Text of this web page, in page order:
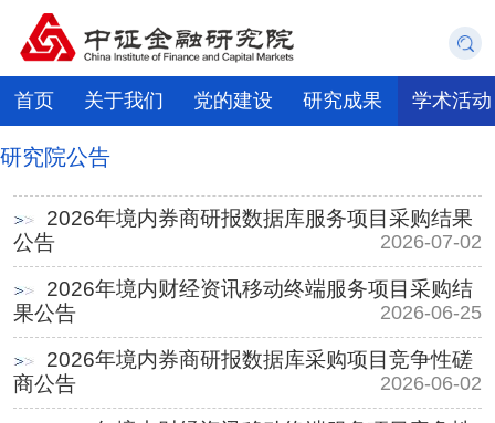
首页 关于我们 党的建设 研究成果 学术活动
研究院公告
2026年境内券商研报数据库服务项目采购结果
公告
2026-07-02
2026年境内财经资讯移动终端服务项目采购结
果公告
2026-06-25
2026年境内券商研报数据库采购项目竞争性磋
商公告
2026-06-02